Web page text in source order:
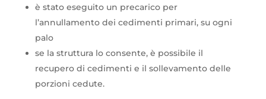
è stato eseguito un precarico per
l’annullamento dei cedimenti primari, su ogni
palo
se la struttura lo consente, è possibile il
recupero di cedimenti e il sollevamento delle
porzioni cedute.